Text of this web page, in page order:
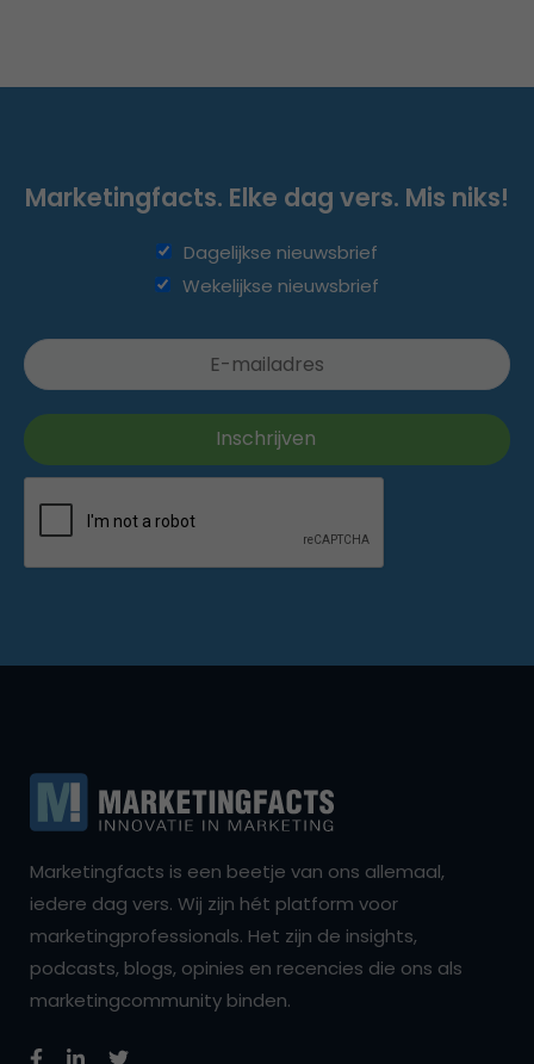
Marketingfacts. Elke dag vers. Mis niks!
Dagelijkse nieuwsbrief
Wekelijkse nieuwsbrief
Marketingfacts is een beetje van ons allemaal,
iedere dag vers. Wij zijn hét platform voor
marketingprofessionals. Het zijn de insights,
podcasts, blogs, opinies en recencies die ons als
marketingcommunity binden.